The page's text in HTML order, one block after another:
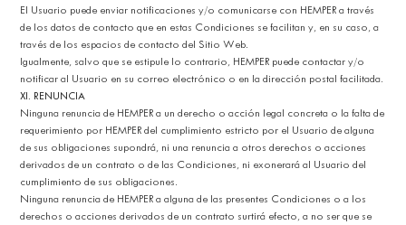
El Usuario puede enviar notificaciones y/o comunicarse con HEMPER a través
de los datos de contacto que en estas Condiciones se facilitan y, en su caso, a
través de los espacios de contacto del Sitio Web.
Igualmente, salvo que se estipule lo contrario, HEMPER puede contactar y/o
notificar al Usuario en su correo electrónico o en la dirección postal facilitada.
XI. RENUNCIA
Ninguna renuncia de HEMPER a un derecho o acción legal concreta o la falta de
requerimiento por HEMPER del cumplimiento estricto por el Usuario de alguna
de sus obligaciones supondrá, ni una renuncia a otros derechos o acciones
derivados de un contrato o de las Condiciones, ni exonerará al Usuario del
cumplimiento de sus obligaciones.
Ninguna renuncia de HEMPER a alguna de las presentes Condiciones o a los
derechos o acciones derivados de un contrato surtirá efecto, a no ser que se